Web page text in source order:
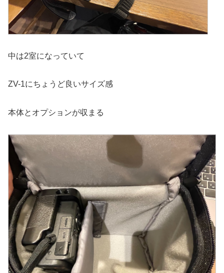
中は2室になっていて
ZV-1にちょうど良いサイズ感
本体とオプションが収まる